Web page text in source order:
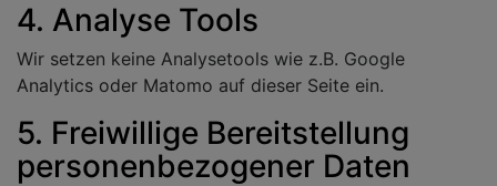
4. Analyse Tools
Wir setzen keine Analysetools wie z.B. Google
Analytics oder Matomo auf dieser Seite ein.
5. Freiwillige Bereitstellung
personenbezogener Daten